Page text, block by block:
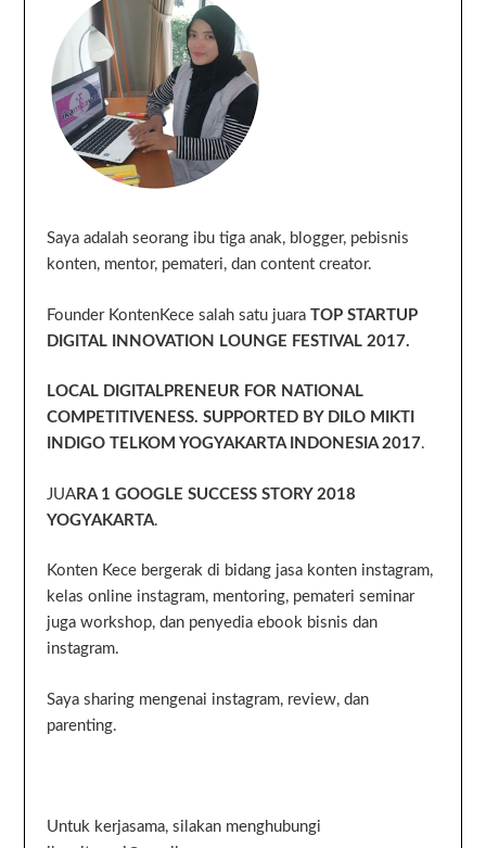
Saya adalah seorang ibu tiga anak, blogger, pebisnis
konten, mentor, pemateri, dan content creator.
Founder KontenKece salah satu juaraTOP STARTUP
DIGITAL INNOVATION LOUNGE FESTIVAL 2017.
LOCAL DIGITALPRENEUR FOR NATIONAL
COMPETITIVENESS. SUPPORTED BY DILO MIKTI
INDIGO TELKOM YOGYAKARTA INDONESIA 2017.
JUA RA 1 GOOGLE SUCCESS STORY 2018
YOGYAKARTA.
Konten Kece bergerak di bidang jasa konten instagram,
kelas online instagram, mentoring, pemateri seminar
juga workshop, dan penyedia ebook bisnis dan
instagram.
Saya sharing mengenai instagram, review, dan
parenting.
Untuk kerjasama, silakan menghubungi